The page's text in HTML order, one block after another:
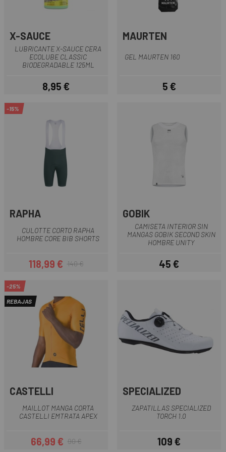
X-SAUCE
LUBRICANTE X-SAUCE CERA
ECOLUBE CLASSIC
BIODEGRADABLE 125ML
Precio
8,95 €
MAURTEN
GEL MAURTEN 160
Precio
5 €
-15%
RAPHA
CULOTTE CORTO RAPHA
HOMBRE CORE BIB SHORTS
Precio
118,99 €Precio regular
140 €
GOBIK
CAMISETA INTERIOR SIN
MANGAS GOBIK SECOND SKIN
HOMBRE UNITY
Precio
45 €
-25%
REBAJAS
CASTELLI
MAILLOT MANGA CORTA
CASTELLI EMTRATA APEX
Precio
66,99 €Precio regular
90 €
SPECIALIZED
ZAPATILLAS SPECIALIZED
TORCH 1.0
Precio
109 €